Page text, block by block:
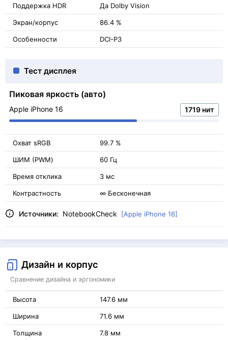
Поддержка HDR Да Dolby Vision
Экран/корпус 86.4 %
Особенности DCI-P3
Тест дисплея
Пиковая яркость (авто)
Apple iPhone 16 1719 нит
Охват sRGB 99.7 %
ШИМ (PWM) 60 Гц
Время отклика 3 мс
Контрастность ∞ Бесконечная
Источники: NotebookCheck [Apple iPhone 16]
Дизайн и корпус
Сравнение дизайна и эргономики
Высота 147.6 мм
Ширина 71.6 мм
Толщина 7.8 мм